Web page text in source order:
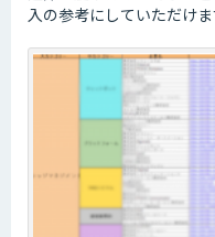
入の参考にしていただけま